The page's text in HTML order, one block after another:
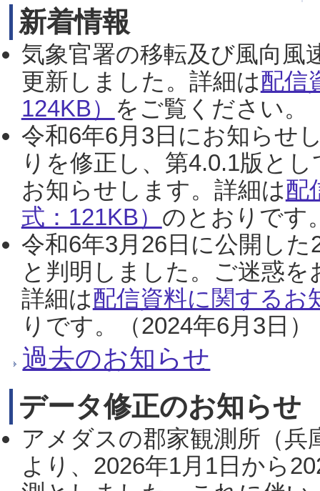
新着情報
気象官署の移転及び風向風
更新しました。詳細は配信
124KB） をご覧ください。
令和6年6月3日にお知らせ
りを修正し、第4.0.1版と
お知らせします。詳細は配
式：121KB） のとおりです
令和6年3月26日に公開し
と判明しました。ご迷惑
詳細は配信資料に関するお
りです。（2024年6月3日）
過去のお知らせ
データ修正のお知らせ
アメダスの郡家観測所（
より、2026年1月1日から